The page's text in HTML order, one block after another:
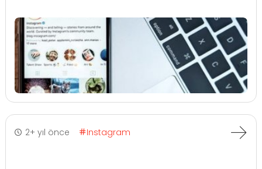
2+ yıl önce Instagram